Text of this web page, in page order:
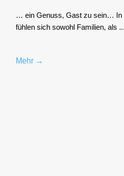
… ein Genuss, Gast zu sein… In
füh­len sich sowohl Fami­li­en, als ...
Mehr →